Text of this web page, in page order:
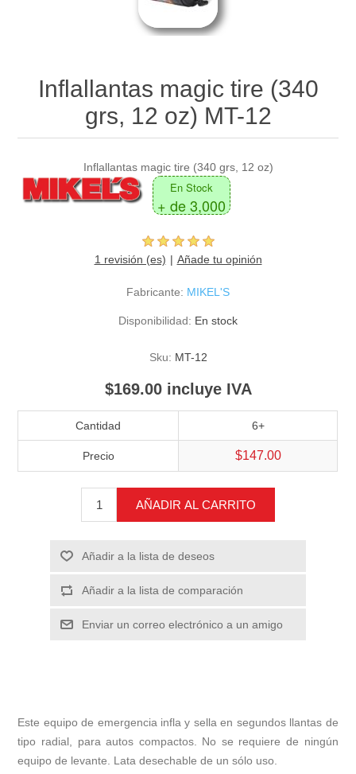
Inflallantas magic tire (340
grs, 12 oz) MT-12
Inflallantas magic tire (340 grs, 12 oz)
En Stock
+ de 3,000
1 revisión (es) Añade tu opinión
Fabricante: MIKEL'S
Disponibilidad: En stock
Sku: MT-12
$169.00 incluye IVA
Cantidad 6+
Precio $147.00
AÑADIR AL CARRITO
Añadir a la lista de deseos
Añadir a la lista de comparación
Enviar un correo electrónico a un amigo
Este equipo de emergencia infla y sella en segundos llantas de
tipo radial, para autos compactos. No se requiere de ningún
equipo de levante. Lata desechable de un sólo uso.